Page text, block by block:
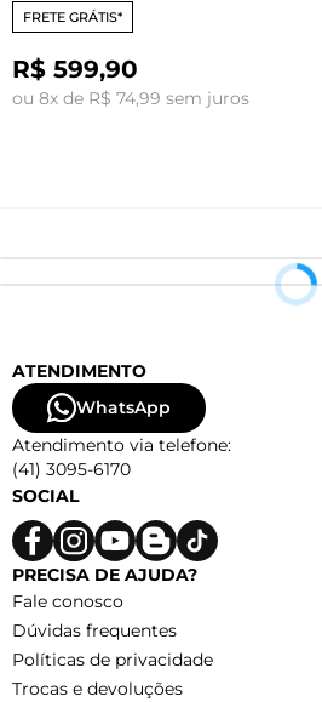
FRETE GRÁTIS*
R$ 599,90
ou 8x de R$ 74,99 sem juros
ATENDIMENTO
WhatsApp
Atendimento via telefone:
(41) 3095-6170
SOCIAL
PRECISA DE AJUDA?
Fale conosco
Dúvidas frequentes
Políticas de privacidade
Trocas e devoluções